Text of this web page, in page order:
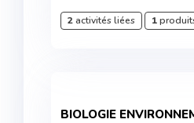
2activités liées 1
BIOLOGIE